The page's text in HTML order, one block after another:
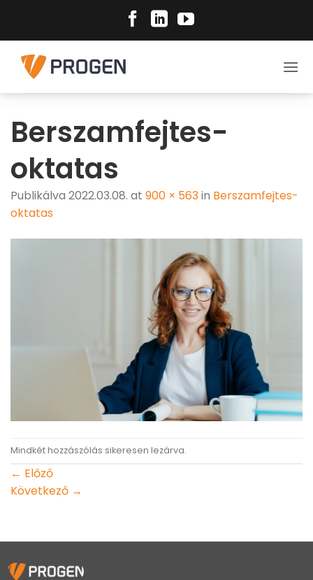
content
Berszamfejtes-
oktatas
Publikálva 2022.03.08. at 900 × 563in Berszamfejtes-
oktatas
Mindkét hozzászólás sikeresen lezárva.
← Előző
Következő →